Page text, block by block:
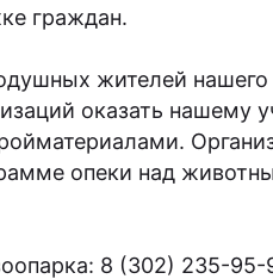
граждан.
жителей нашего
оказать
опеки над
8 (302) 235-95-